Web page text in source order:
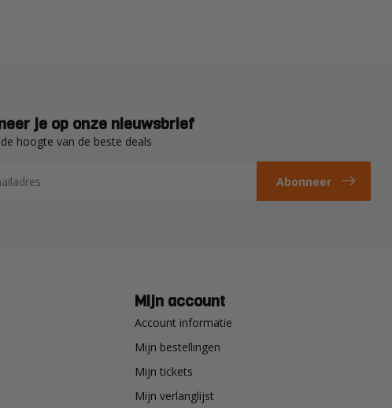
je op onze nieuwsbrief
hoogte van de beste deals
Abonneer
Mijn account
Account informatie
Mijn bestellingen
Mijn tickets
Mijn verlanglijst